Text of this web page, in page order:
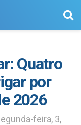
Quatro
por
2026
feira, 3,